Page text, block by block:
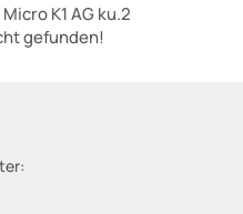
K1 AG ku.2
gefunden!